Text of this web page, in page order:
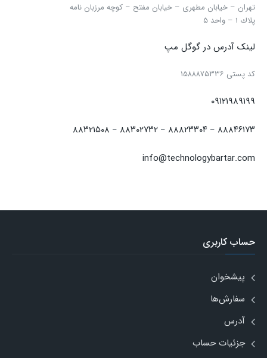
تهران – خیابان مطهری – خیابان مفتح – كوچه مرزبان نامه
پلاك ۱ – واحد ۵
لینک آدرس در گوگل مپ
كد پستی ۱۵۸۸۸۷۵۳۳۶
۰۹۱۲۱۹۸۹۱۹۹
۸۸۸۴۶۱۷۳ – ۸۸۸۲۳۳۰۴ – ۸۸۳۰۲۷۳۲ – ۸۸۳۲۱۵۰۸
info@technologybartar.com
حساب کاربری
پیشخوان
سفارش‌ها
آدرس
جزئیات حساب